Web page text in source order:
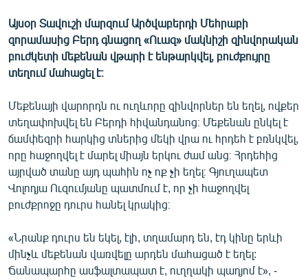
ԲԱՆԱՎԵՃ
ՁԳՏԵԼՈՎ ԼԱՎԱԳՈՒՅՆԻՆ
Հայերեն
English
Русский
ՀԵՏԵՎԵՔ ՄԵԶ
Այսօր Տավուշի մարզում Արծվաբերդի Մեհրաբի
զորամասից Բերդ գնացող «Ուազ» մակնիշի զինվորական
բուժկետի մեքենան վթարի է ենթարկվել, բուժքույրը
տեղում մահացել է։
Մեքենայի վարորդն ու ուղևորը զինվորներ են եղել, ովքեր
տեղափոխվել են Բերդի հիվանդանոց։ Մեքենան ընկել է
ճամփեզրի հարկից տներից մեկի վրա ու հրդեհ է բռնկվել,
որը հաջողվել է մարել միայն երկու ժամ անց։ Հրդեհից
այրված տանը այդ պահին ոչ ոք չի եղել։ Գյուղապետ
Վոլոդյա Ուզումյանը պատմում է, որ չի հաջողվել
բուժքրոջը դուրս հանել կրակից։
«Նրանք դուրս են եկել, էլի, տղամարդ են, էդ կինը երևի
մինչև մեքենան վառվելը արդեն մահացած է եղել:
Ճանապարհը ասֆալտապատ է, ուղղակի պադյոմ է», -